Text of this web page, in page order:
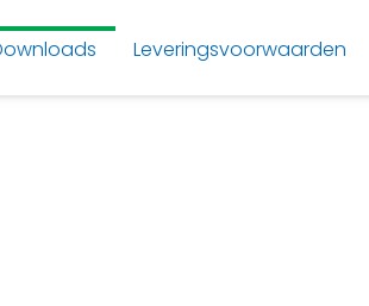
Leveringsvoorwaarden